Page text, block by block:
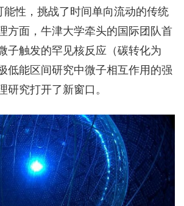
能性，挑战了时间单向流动的传统
方面，牛津大学牵头的国际团队首
子触发的罕见核反应（碳转化为
低能区间研究中微子相互作用的强
研究打开了新窗口。